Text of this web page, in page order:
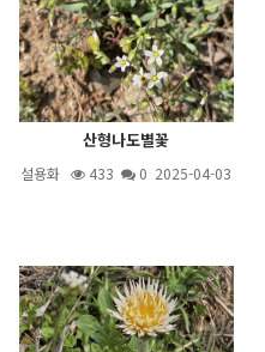
산형나도별꽃
설용화 433 0 2025-04-03